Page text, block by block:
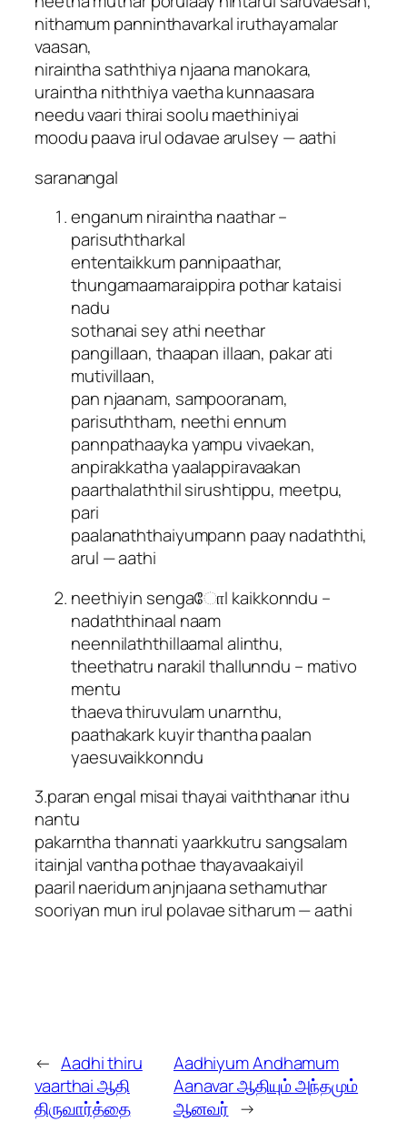
nithamum panninthavarkal iruthayamalar
vaasan,
niraintha saththiya njaana manokara,
uraintha niththiya vaetha kunnaasara
needu vaari thirai soolu maethiniyai
moodu paava irul odavae arulsey — aathi
saranangal
enganum niraintha naathar –
parisuththarkal
ententaikkum pannipaathar,
thungamaamaraippira pothar kataisi
nadu
sothanai sey athi neethar
pangillaan, thaapan illaan, pakar ati
mutivillaan,
pan njaanam, sampooranam,
parisuththam, neethi ennum
pannpathaayka yampu vivaekan,
anpirakkatha yaalappiravaakan
paarthalaththil sirushtippu, meetpu,
pari
paalanaththaiyumpann paay nadaththi,
arul — aathi
neethiyin sengaோl kaikkonndu –
nadaththinaal naam
neennilaththillaamal alinthu,
theethatru narakil thallunndu – mativo
mentu
thaeva thiruvulam unarnthu,
paathakark kuyir thantha paalan
yaesuvaikkonndu
3.paran engal misai thayai vaiththanar ithu
nantu
pakarntha thannati yaarkkutru sangsalam
itainjal vantha pothae thayavaakaiyil
paaril naeridum anjnjaana sethamuthar
sooriyan mun irul polavae sitharum — aathi
← Aadhi thiru
vaarthai ஆதி
திருவார்த்தை
Aadhiyum Andhamum
Aanavar ஆதியும் அந்தமும்
ஆனவர் →